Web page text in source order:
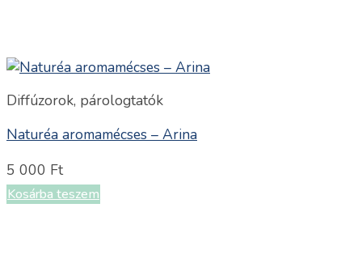
Diffúzorok, párologtatók
Naturéa aromamécses – Arina
5 000 Ft
Kosárba teszem